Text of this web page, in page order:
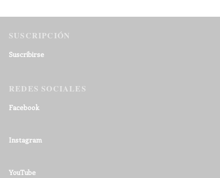
SUSCRIPCIÓN
Suscribirse
REDES SOCIALES
Facebook
Instagram
YouTube